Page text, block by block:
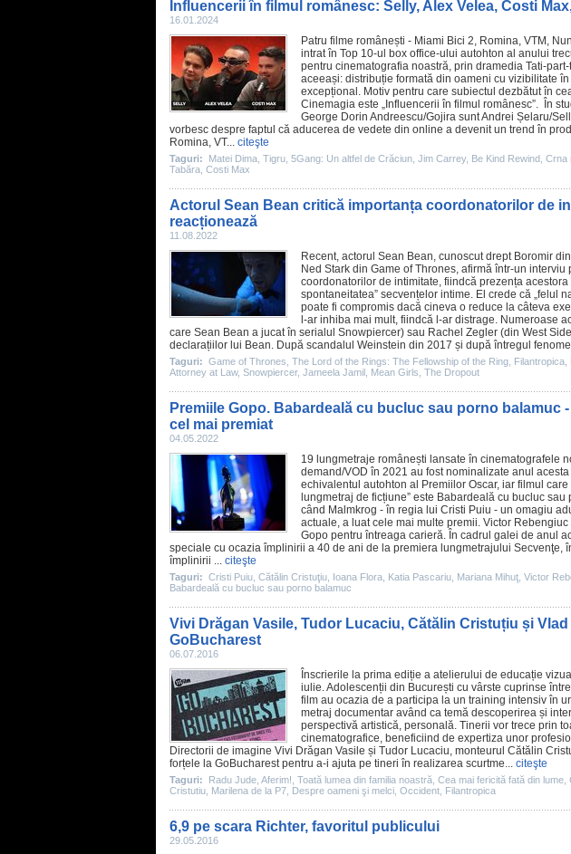
Influencerii în filmul românesc: Selly, Alex Velea, Costi
16.01.2024
Patru filme românești - Miami Bici 2, Romina, VTM ,
intrat în Top 10-ul box office-ului autohton al anului
pentru cinematografia noastră, prin dramedia Tati-
aceeași: distribuție formată din oameni cu vizibilitate
excepțional. Motiv pentru care subiectul dezbătut în
Cinemagia este „Influencerii în filmul românesc”. În
George Dorin Andreescu/Gojira suntAndrei Șelaru/
vorbesc despre faptul că aducerea de vedete din online a devenit un trend în
Romina, VT... citeşte
Taguri: Matei Dima Tigru 5Gang: Un altfel de Crăciun Jim Carrey, Be Kind Rewind Crna
Tabăra Costi Max
Actorul Sean Bean critică importanța coordonatorilor de
reacționează
11.08.2022
Recent, actorul Sean Bean, cunoscut drept Boromir
Ned Stark din Game of Thrones, afirmă într-un interviu
coordonatorilor de intimitate, fiindcă prezența
spontaneitatea” secvențelor intime. El crede că „felul
poate fi compromis dacă cineva o reduce la câteva
l-ar inhiba mai mult, fiindcă l-ar distrage. Numeroase
care Sean Bean a jucat în serialul Snowpiercer) sau Rachel Zegler (din West
declarațiilor lui Bean. După scandalul Weinstein din 2017 și după întregul
Taguri: Game of Thrones The Lord of the Rings: The Fellowship of the Ring Filantropica
Attorney at Law, Snowpiercer, Jameela Jamil Mean Girls The Dropout
Premiile Gopo. Babardeală cu bucluc sau porno balamuc
cel mai premiat
04.05.2022
19 lungmetraje românești lansate în cinematografele
demand/VOD în 2021 au fost nominalizate anul
echivalentul autohton al Premiilor Oscar, iar filmul care
lungmetraj de ficțiune” este Babardeală cu bucluc sau
când Malmkrog - în regia lui Cristi Puiu - un omagiu
actuale, a luat cele mai multe premii. Victor Rebengiuc
Gopo pentru întreaga carieră. În cadrul galei de anul
speciale cu ocazia împlinirii a 40 de ani de la premiera lungmetrajului Secvenţe,
împlinirii ... citeşte
Taguri: Cristi Puiu Cătălin Cristuţiu Ioana Flora Katia Pascariu Mariana Mihuţ Victor
Babardeală cu bucluc sau porno balamuc
Vivi Drăgan Vasile, Tudor Lucaciu, Cătălin Cristuțiu și
GoBucharest
06.07.2016
Înscrierile la prima ediție a atelierului de educație
iulie. Adolescenții din București cu vârste cuprinse
film au ocazia de a participa la un training intensiv în
metraj documentar având ca temă descoperirea și
perspectivă artistică, personală. Tinerii vor trece prin
cinematografice, beneficiind de expertiza unor
Directorii de imagine Vivi Drăgan Vasile și Tudor Lucaciu, monteurul Cătălin
forțele la GoBucharest pentru a-i ajuta pe tineri în realizarea scurtme... citeşte
Taguri: Radu Jude Aferim! Toată lumea din familia noastră Cea mai fericită fată din lume
Cristutiu Marilena de la P7 Despre oameni şi melci Occident Filantropica
6,9 pe scara Richter, favoritul publicului
29.05.2016